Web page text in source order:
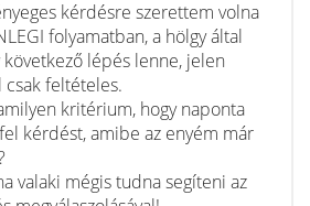
kérdésre szerettem volna
folyamatban, a hölgy által
lépés lenne, jelen
csak feltételes.
kritérium, hogy naponta
kérdést, amibe az enyém már
valaki mégis tudna segíteni az